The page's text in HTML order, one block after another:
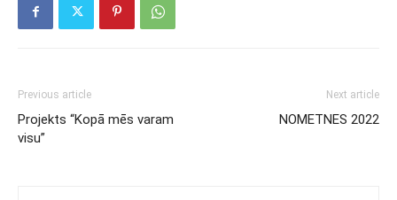
Previous article
Projekts “Kopā mēs varam
visu”
Next article
NOMETNES 2022